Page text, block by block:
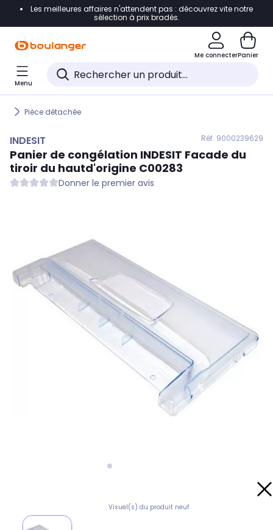
Accéder directement à la navigation
Accéder directement au pied de page
Accéder directement au chatbot
Les meilleures affaires n'attendent pas : découvrez vite notre
sélection à prix bradés.
Me connecterPanier
Menu
Pièce détachée
INDESIT Réf. 9000239629
Panier de congélation INDESIT Facade du
tiroir du hautd'origine C00283
Donner le premier avis
Visuel(s) du produit neuf